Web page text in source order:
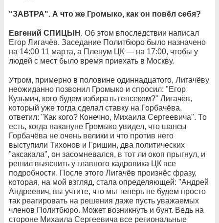
"ЗАВТРА". А что же Громыко, как он повёл себя?
Евгений СПИЦЫН . Об этом впоследствии написал
Егор Лигачёв. Заседание Политбюро было назначено
на 14:00 11 марта, а Пленум ЦК — на 17:00, чтобы у
людей с мест было время приехать в Москву.
Утром, примерно в половине одиннадцатого, Лигачёву
неожиданно позвонил Громыко и спросил: "Егор
Кузьмич, кого будем избирать генсеком?" Лигачёв,
который уже тогда сделал ставку на Горбачёва,
ответил: "Как кого? Конечно, Михаила Сергеевича". То
есть, когда накануне Громыко увидел, что шансы
Горбачёва не очень велики и что против него
выступили Тихонов и Гришин, два политических
"аксакала", он засомневался, в тот ли окоп прыгнул, и
решил выяснить у главного кадровика ЦК все
подробности. После этого Лигачёв произнёс фразу,
которая, на мой взгляд, стала определяющей: "Андрей
Андреевич, вы учтите, что мы теперь не будем просто
так реагировать на решения даже пусть уважаемых
членов Политбюро. Может возникнуть и бунт. Ведь на
стороне Михаила Сергеевича все региональные